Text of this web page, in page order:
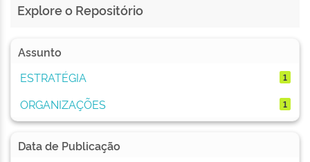
Explore o Repositório
Assunto
ESTRATÉGIA
1
ORGANIZAÇÕES 1
Data de Publicação